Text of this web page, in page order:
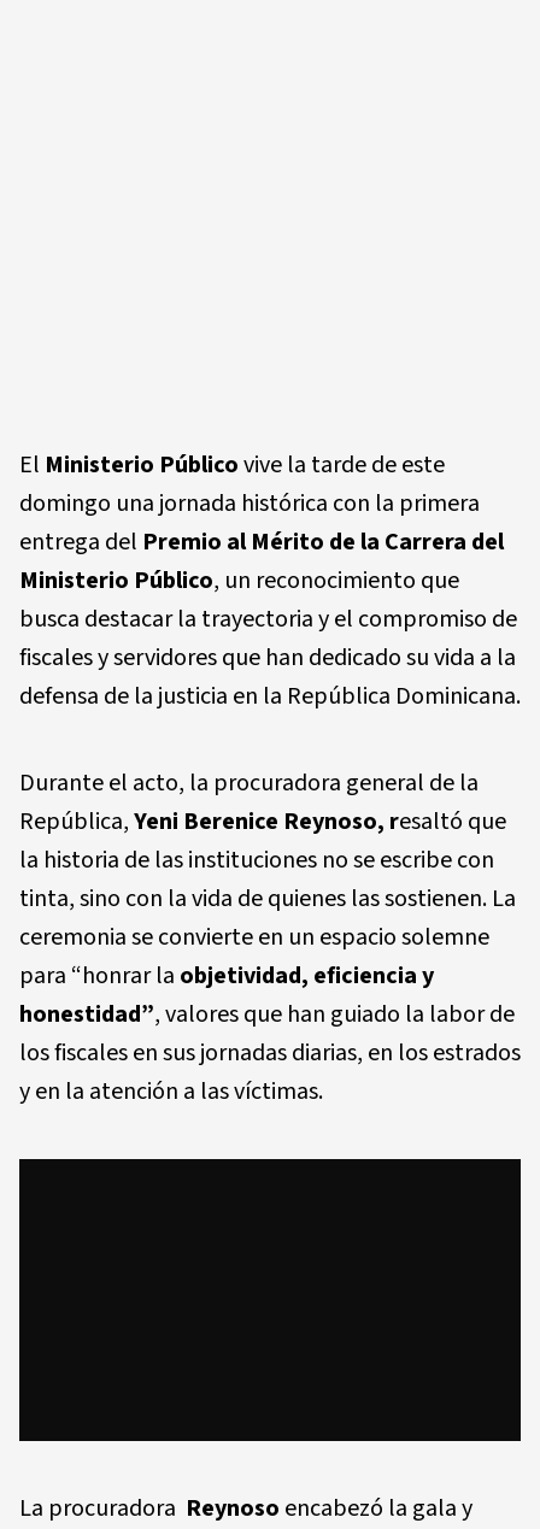
El Ministerio Públicovive la tarde de este
domingo una jornada histórica con la primera
entrega del Premio al Mérito de la Carrera del
Ministerio Público, un reconocimiento que
busca destacar la trayectoria y el compromiso de
fiscales y servidores que han dedicado su vida a la
defensa de la justicia en la República Dominicana.
Durante el acto, la procuradora general de la
República,Yeni Berenice Reynoso, resaltó que
la historia de las instituciones no se escribe con
tinta, sino con la vida de quienes las sostienen. La
ceremonia se convierte en un espacio solemne
para “honrar la objetividad, eficiencia y
honestidad”, valores que han guiado la labor de
los fiscales en sus jornadas diarias, en los estrados
y en la atención a las víctimas.
La procuradora Reynoso encabezó la gala y